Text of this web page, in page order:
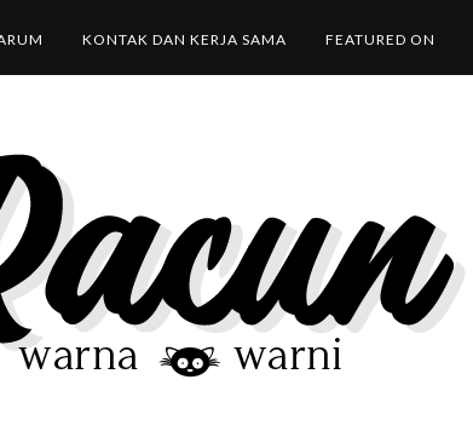
KONTAK DAN KERJA SAMA FEATURED ON